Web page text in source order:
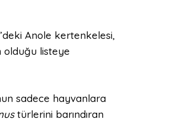
Anole kertenkelesi,
olduğu listeye
sadece hayvanlara
türlerini barındıran